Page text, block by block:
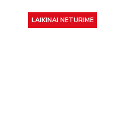
LAIKINAI NETURIME